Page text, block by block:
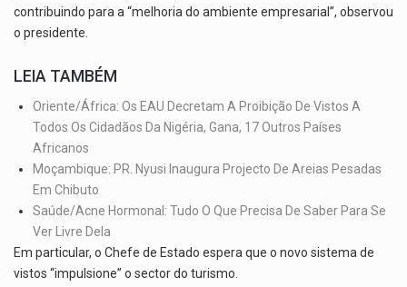
contribuindo para a “melhoria do ambiente empresarial”, observou
o presidente.
LEIA TAMBÉM
Oriente/África: Os EAU Decretam A Proibição De Vistos A
Todos Os Cidadãos Da Nigéria, Gana, 17 Outros Países
Africanos
Moçambique: PR. Nyusi Inaugura Projecto De Areias Pesadas
Em Chibuto
Saúde/Acne Hormonal: Tudo O Que Precisa De Saber Para Se
Ver Livre Dela
Em particular, o Chefe de Estado espera que o novo sistema de
vistos “impulsione” o sector do turismo.